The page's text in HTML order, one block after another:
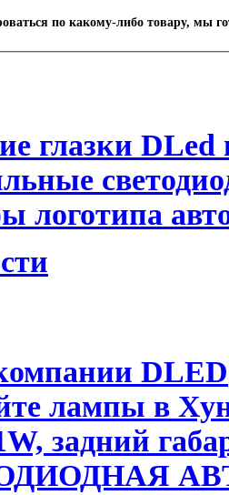
по какому-либо товару, мы
глазки DLed
логотипа
DLED
лампы в
задний